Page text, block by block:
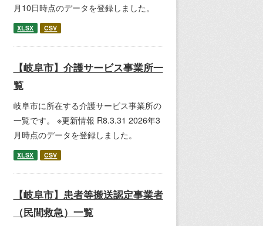
月10日時点のデータを登録しました。
XLSX CSV
【岐阜市】介護サービス事業所一
覧
岐阜市に所在する介護サービス事業所の
一覧です。 ※更新情報 R8.3.31 2026年3
月時点のデータを登録しました。
XLSX CSV
【岐阜市】患者等搬送認定事業者
（民間救急）一覧